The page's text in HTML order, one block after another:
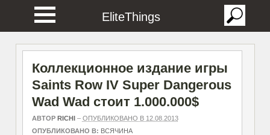
EliteThings
Коллекционное издание игры
Saints Row IV Super Dangerous
Wad Wad стоит 1.000.000$
АВТОР RICHI– ОПУБЛИКОВАНО В 12.08.2013
ОПУБЛИКОВАНО В: ВСЯЧИНА